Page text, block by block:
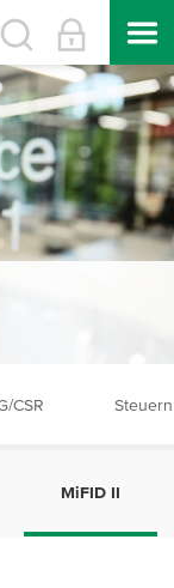
CSR Steuern
MiFID II